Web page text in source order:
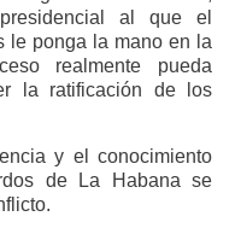
al que el
le ponga la mano en la
realmente pueda
la ratificación de los
y el conocimiento
de La Habana se